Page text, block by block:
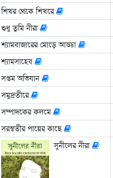
শিখর থেকে শিখরে
শুধু তুমি নীরা
শ্যামবাজারের মোড়ে আড্ডা
শ্যামসাহেব
সপ্তম অভিযান
সমুদ্রতীরে
সম্পাদকের কলমে
সরস্বতীর পায়ের কাছে
সুনীলের নীরা